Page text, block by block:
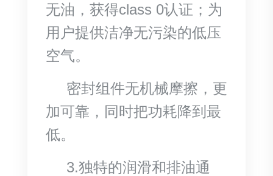
无油，获得class 0认证；为
用户提供洁净无污染的低压
空气。
密封组件无机械摩擦，更
加可靠，同时把功耗降到最
低。
3.独特的润滑和排油通